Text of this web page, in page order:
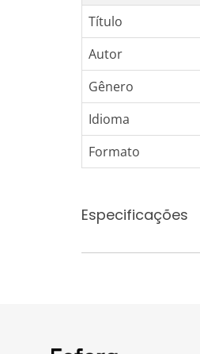
Título
Autor
Gênero
Idioma
Formato
Especificações